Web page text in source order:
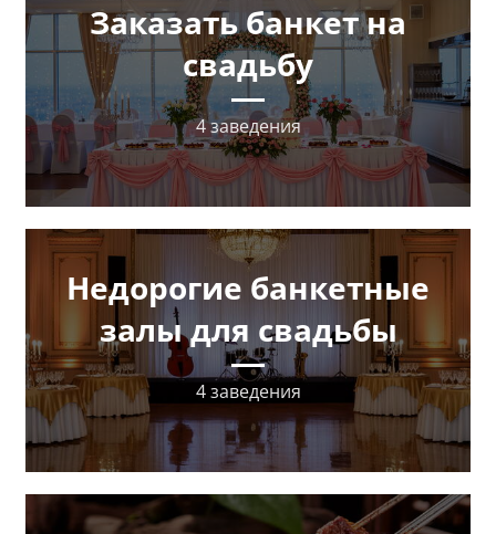
Заказать банкет на
свадьбу
4 заведения
Недорогие банкетные
залы для свадьбы
4 заведения